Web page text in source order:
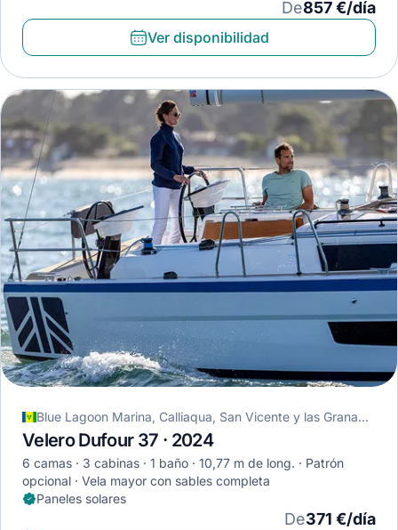
De857 €/día
Ver disponibilidad
Blue Lagoon Marina, Calliaqua, San Vicente y las Granadinas
Velero Dufour 37 · 2024
6 camas 3 cabinas 1 baño 10,77 m de long.
Patrón
opcional
Vela mayor con sables completa
Paneles solares
De371 €/día